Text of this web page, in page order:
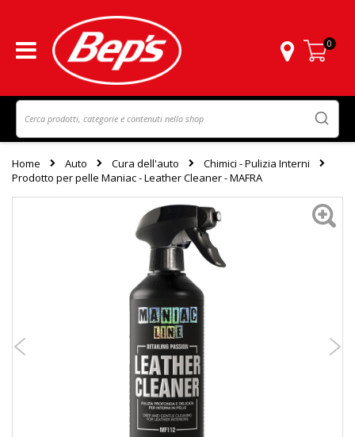
Carrello
0
Home Auto Cura dell'auto
Chimici - Pulizia Interni
Prodotto per pelle Maniac - Leather Cleaner - MAFRA